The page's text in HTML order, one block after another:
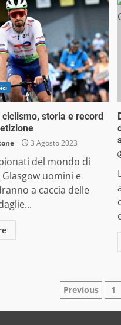
storia e record
3 Agosto 2023
del mondo di
Glasgow uomini e
a caccia delle
degli
Previous 1